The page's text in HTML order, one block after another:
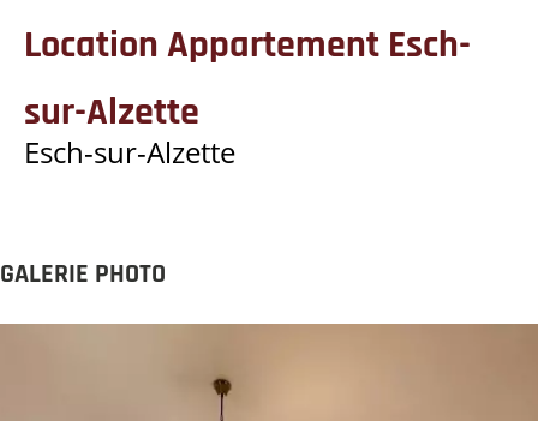
Location Appartement Esch-
sur-Alzette
Esch-sur-Alzette
GALERIE PHOTO